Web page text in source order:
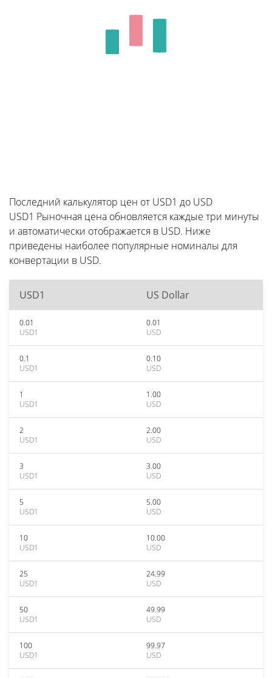
Последний калькулятор цен от USD1 до USD
USD1 Рыночная цена обновляется каждые три минуты
и автоматически отображается в USD. Ниже
приведены наиболее популярные номиналы для
конвертации в USD.
USD1 US Dollar
0.01
USD1
0.01
USD
0.1
USD1
0.10
USD
1
USD1
1.00
USD
2
USD1
2.00
USD
3
USD1
3.00
USD
5
USD1
5.00
USD
10
USD1
10.00
USD
25
USD1
24.99
USD
50
USD1
49.99
USD
100
USD1
99.97
USD